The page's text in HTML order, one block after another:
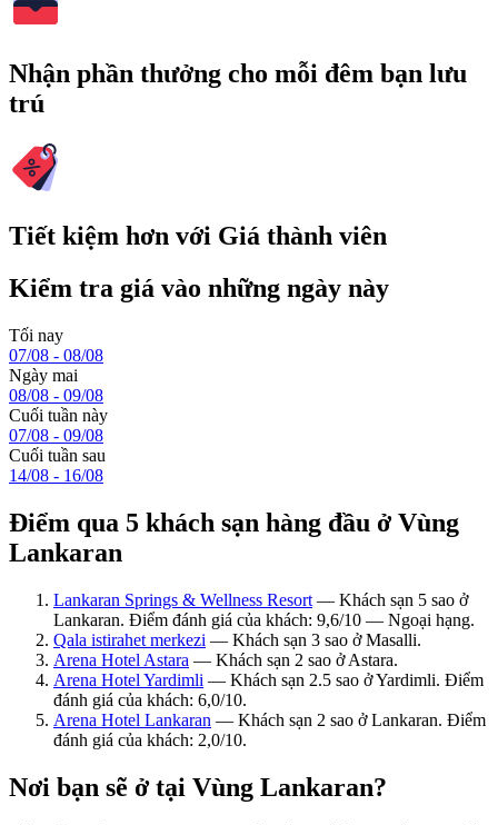
Nhận phần thưởng cho mỗi đêm bạn lưu
trú
Tiết kiệm hơn với Giá thành viên
Kiểm tra giá vào những ngày này
Tối nay
07/08 - 08/08
Ngày mai
08/08 - 09/08
Cuối tuần này
07/08 - 09/08
Cuối tuần sau
14/08 - 16/08
Điểm qua 5 khách sạn hàng đầu ở Vùng
Lankaran
Lankaran Springs & Wellness Resort — Khách sạn 5 sao ở
Lankaran. Điểm đánh giá của khách: 9,6/10 — Ngoại hạng.
Qala istirahet merkezi — Khách sạn 3 sao ở Masalli.
Arena Hotel Astara — Khách sạn 2 sao ở Astara.
Arena Hotel Yardimli — Khách sạn 2.5 sao ở Yardimli. Điểm
đánh giá của khách: 6,0/10.
Arena Hotel Lankaran — Khách sạn 2 sao ở Lankaran. Điểm
đánh giá của khách: 2,0/10.
Nơi bạn sẽ ở tại Vùng Lankaran?